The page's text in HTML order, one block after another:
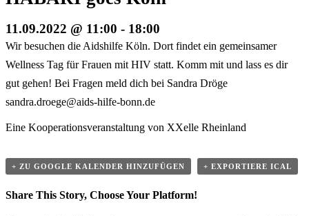
11.09.2022 @ 11:00 - 18:00
Wir besuchen die Aidshilfe Köln. Dort findet ein gemeinsamer
Wellness Tag für Frauen mit HIV statt. Komm mit und lass es dir
gut gehen! Bei Fragen meld dich bei Sandra Dröge
sandra.droege@aids-hilfe-bonn.de
Eine Kooperationsveranstaltung von XXelle Rheinland
+ ZU GOOGLE KALENDER HINZUFÜGEN + EXPORTIERE ICAL
Share This Story, Choose Your Platform!